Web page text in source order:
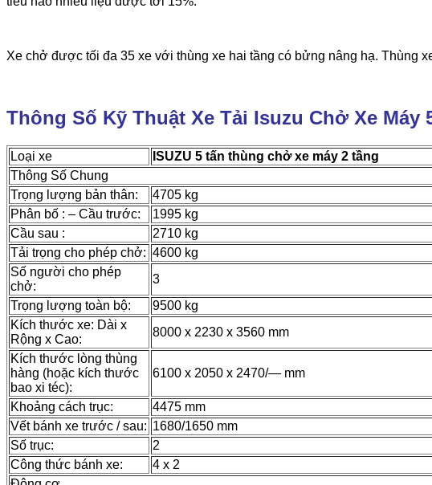
Xe chở được tối đa 35 xe với thùng xe hai tầng có bửng nâng hạ. Thùng
Thông Số Kỹ Thuật Xe Tải Isuzu Chở Xe Máy
Loại xe
ISUZU 5 tấn thùng chở xe máy 2 tầng
Thông Số Chung
Trọng lượng bản thân:
4705 kg
Phân bố : – Cầu trước:
1995 kg
Cầu sau :
2710 kg
Tải trọng cho phép chở: 4600 kg
Số người cho phép
chở:
3
Trọng lượng toàn bộ:
9500 kg
Kích thước xe: Dài x
Rộng x Cao:
8000 x 2230 x 3560 mm
Kích thước lòng thùng
hàng (hoặc kích thước
bao xi téc):
6100 x 2050 x 2470/— mm
Khoảng cách trục:
4475 mm
Vết bánh xe trước / sau: 1680/1650 mm
Số trục:
2
Công thức bánh xe:
4 x 2